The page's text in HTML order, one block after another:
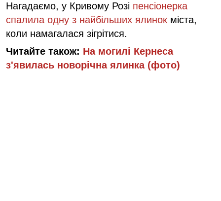
Нагадаємо, у Кривому Розі пенсіонерка
спалила одну з найбільших ялинок міста,
коли намагалася зігрітися.
Читайте також: На могилі Кернеса
з'явилась новорічна ялинка (фото)